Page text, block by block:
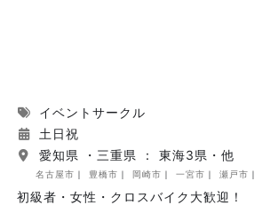
イベントサークル
土日祝
愛知県 ・三重県 ： 東海3県・他
名古屋市 豊橋市 岡崎市 一宮市 瀬戸市
初級者・女性・クロスバイク大歓迎！